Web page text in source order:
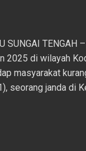
SUNGAI
2025 di wilayah
masyarakat
seorang janda di